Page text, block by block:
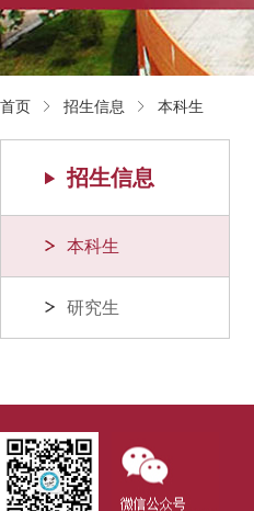
首页 招生信息 本科生
招生信息
本科生
研究生